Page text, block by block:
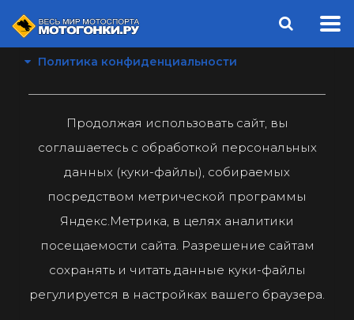
Политика конфиденциальности
Продолжая использовать сайт, вы
соглашаетесь с обработкой персональных
данных (куки-файлы), собираемых
посредством метрической программы
Яндекс.Метрика, в целях аналитики
посещаемости сайта. Разрешение сайтам
сохранять и читать данные куки-файлы
регулируется в настройках вашего браузера.